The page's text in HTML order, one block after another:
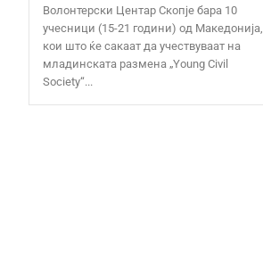
Волонтерски Центар Скопје бара 10
учесници (15-21 години) од Македонија,
кои што ќе сакаат да учествуваат на
младинската размена „Young Civil
Society“...